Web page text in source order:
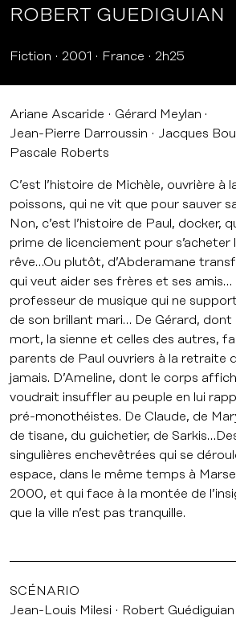
ROBERT GUEDIGUIAN
Fiction 2001 France 2h25
Ariane Ascaride
Gérard Meylan
Jean-Pierre Darroussin
Jacques
Pascale Roberts
C’est l’histoire de Michèle, ouvrière à
poissons, qui ne vit que pour sauver
Non, c’est l’histoire de Paul, docker,
prime de licenciement pour s’acheter
rêve…Ou plutôt, d’Abderamane
qui veut aider ses frères et ses amis…
professeur de musique qui ne
de son brillant mari… De Gérard, dont
mort, la sienne et celles des autres,
parents de Paul ouvriers à la retraite
jamais. D’Ameline, dont le corps
voudrait insuffler au peuple en lui
pré-monothéistes. De Claude, de
de tisane, du guichetier, de
singulières enchevêtrées qui se
espace, dans le même temps à
2000, et qui face à la montée de
que la ville n’est pas tranquille.
SCÉNARIO
Jean-Louis Milesi
Robert Guédiguian